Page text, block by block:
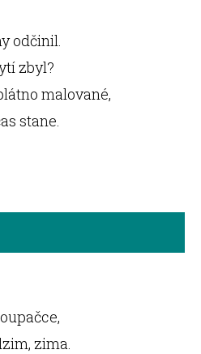
odčinil.
zbyl?
malované,
stane.
zima.